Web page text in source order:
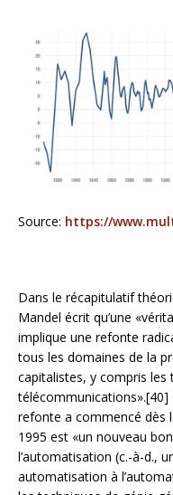
Source: https://
Dans le récapitulatif
Mandel écrit qu’une
implique une refonte
tous les domaines de la
capitalistes, y compris les
télécommunications».[40]
refonte a commencé dès
1995 est «un nouveau
l’automatisation (c.-à-d.,
automatisation à